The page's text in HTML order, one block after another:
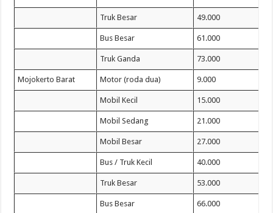
Truk Besar 49.000
Bus Besar 61.000
Truk Ganda 73.000
Mojokerto Barat Motor (roda dua) 9.000
Mobil Kecil 15.000
Mobil Sedang 21.000
Mobil Besar 27.000
Bus / Truk Kecil 40.000
Truk Besar 53.000
Bus Besar 66.000